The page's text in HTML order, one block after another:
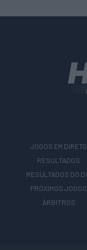
JOGOS EM DIRETO
RESULTADOS
RESULTADOS DO
PRÓXIMOS JOGOS
ÁRBITROS